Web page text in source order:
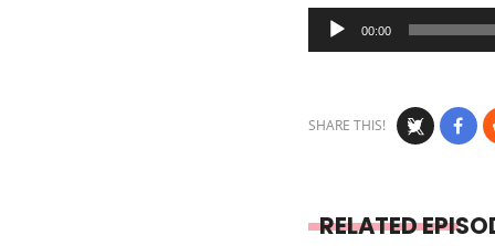
Audio
Player
00:00
SHARE THIS!
RELATED